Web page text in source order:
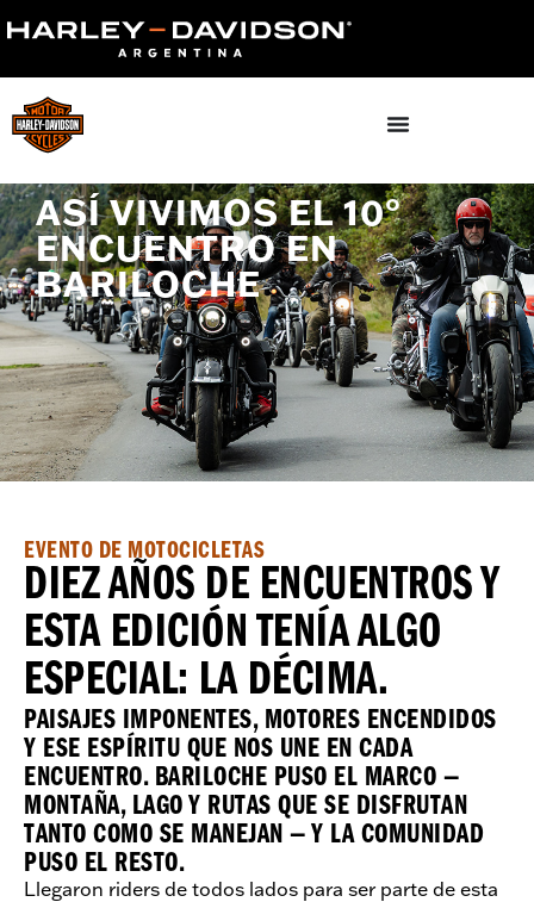
ASÍ VIVIMOS EL 10°
ENCUENTRO EN
BARILOCHE
EVENTO DE MOTOCICLETAS
DIEZ AÑOS DE ENCUENTROS Y
ESTA EDICIÓN TENÍA ALGO
ESPECIAL: LA DÉCIMA.
PAISAJES IMPONENTES, MOTORES ENCENDIDOS
Y ESE ESPÍRITU QUE NOS UNE EN CADA
ENCUENTRO. BARILOCHE PUSO EL MARCO —
MONTAÑA, LAGO Y RUTAS QUE SE DISFRUTAN
TANTO COMO SE MANEJAN — Y LA COMUNIDAD
PUSO EL RESTO.
Llegaron riders de todos lados para ser parte de esta